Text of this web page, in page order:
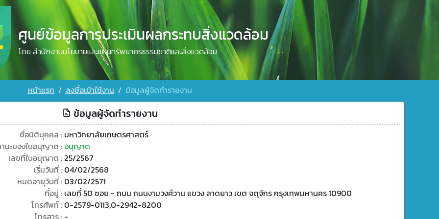
ศูนย์ข้อมูลการประเมินผลกระทบสิ่งแวดล้อม
โดย สำนักงานนโยบายและแผนทรัพยากรธรรมชาติและสิ่งแวดล้อม
หน้าแรก ลงชื่อเข้าใช้งาน ข้อมูลผู้จัดทำรายงาน
ข้อมูลผู้จัดทำรายงาน
ชื่อนิติบุคคล : มหาวิทยาลัยเกษตรศาสตร์
นะของใบอนุญาต : อนุญาต
เลขที่ใบอนุญาต : 25/2567
เริ่มวันที่ : 04/02/2568
หมดอายุวันที่ : 03/02/2571
ที่อยู่ : เลขที่ 50 ซอย - ถนน ถนนงามวงศ์วาน แขวง ลาดยาว เขต จตุจักร กรุงเทพมหานคร 10900
โทรศัพท์ : 0-2579-0113,0-2942-8200